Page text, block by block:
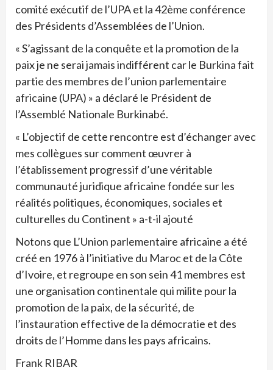
comité exécutif de l’UPA et la 42ème conférence
des Présidents d’Assemblées de l’Union.
« S’agissant de la conquête et la promotion de la
paix je ne serai jamais indifférent car le Burkina fait
partie des membres de l’union parlementaire
africaine (UPA) » a déclaré le Président de
l’Assemblé Nationale Burkinabé.
« L’objectif de cette rencontre est d’échanger avec
mes collègues sur comment œuvrer à
l’établissement progressif d’une véritable
communauté juridique africaine fondée sur les
réalités politiques, économiques, sociales et
culturelles du Continent » a-t-il ajouté
Notons que L’Union parlementaire africaine a été
créé en 1976 à l’initiative du Maroc et de la Côte
d’Ivoire, et regroupe en son sein 41 membres est
une organisation continentale qui milite pour la
promotion de la paix, de la sécurité, de
l’instauration effective de la démocratie et des
droits de l’Homme dans les pays africains.
Frank RIBAR